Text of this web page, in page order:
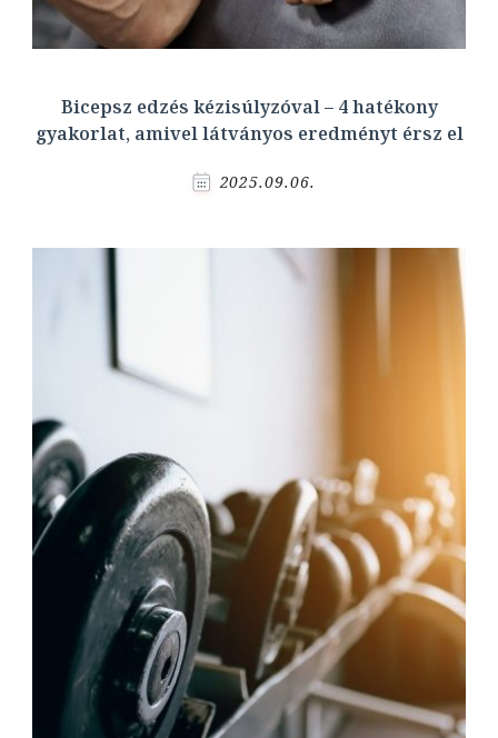
Bicepsz edzés kézisúlyzóval – 4 hatékony
gyakorlat, amivel látványos eredményt érsz el
2025.09.06.